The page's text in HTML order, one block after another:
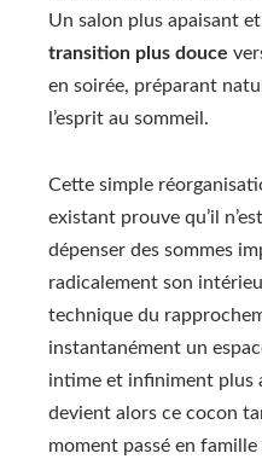
Un salon plus apaisant
transition plus douce
en soirée, préparant
l’esprit au sommeil.
Cette simple
existant prouve qu’il
dépenser des sommes
radicalement son
technique du
instantanément un
intime et infiniment plus
devient alors ce cocon
moment passé en